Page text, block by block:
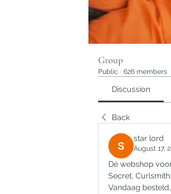
Group
Public · 626 members
Discussion
Back
star lord
August 17,
Dé webshop
Secret,
Vandaag